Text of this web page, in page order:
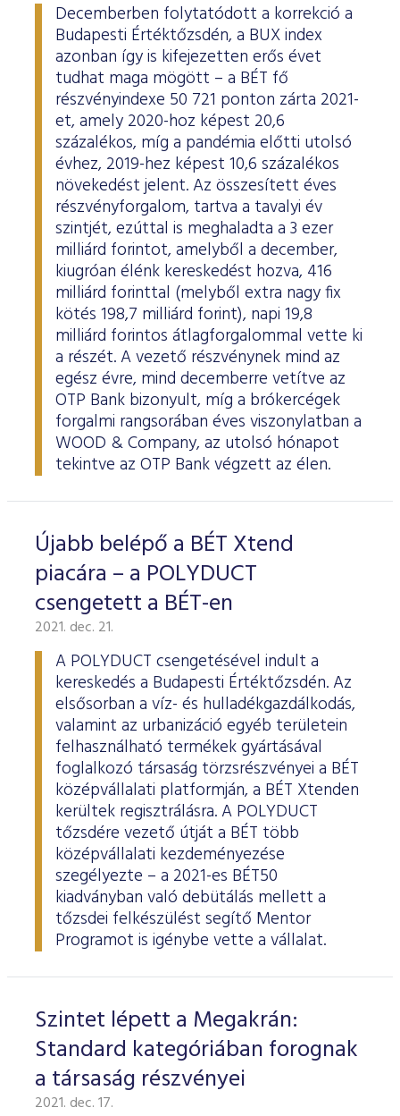
Decemberben folytatódott a korrekció a
Budapesti Értéktőzsdén, a BUX index
azonban így is kifejezetten erős évet
tudhat maga mögött – a BÉT fő
részvényindexe 50 721 ponton zárta 2021-
et, amely 2020-hoz képest 20,6
százalékos, míg a pandémia előtti utolsó
évhez, 2019-hez képest 10,6 százalékos
növekedést jelent. Az összesített éves
részvényforgalom, tartva a tavalyi év
szintjét, ezúttal is meghaladta a 3 ezer
milliárd forintot, amelyből a december,
kiugróan élénk kereskedést hozva, 416
milliárd forinttal (melyből extra nagy fix
kötés 198,7 milliárd forint), napi 19,8
milliárd forintos átlagforgalommal vette ki
a részét. A vezető részvénynek mind az
egész évre, mind decemberre vetítve az
OTP Bank bizonyult, míg a brókercégek
forgalmi rangsorában éves viszonylatban a
WOOD & Company, az utolsó hónapot
tekintve az OTP Bank végzett az élen.
Újabb belépő a BÉT Xtend
piacára – a POLYDUCT
csengetett a BÉT-en
2021. dec. 21.
A POLYDUCT csengetésével indult a
kereskedés a Budapesti Értéktőzsdén. Az
elsősorban a víz- és hulladékgazdálkodás,
valamint az urbanizáció egyéb területein
felhasználható termékek gyártásával
foglalkozó társaság törzsrészvényei a BÉT
középvállalati platformján, a BÉT Xtenden
kerültek regisztrálásra. A POLYDUCT
tőzsdére vezető útját a BÉT több
középvállalati kezdeményezése
szegélyezte – a 2021-es BÉT50
kiadványban való debütálás mellett a
tőzsdei felkészülést segítő Mentor
Programot is igénybe vette a vállalat.
Szintet lépett a Megakrán:
Standard kategóriában forognak
a társaság részvényei
2021. dec. 17.